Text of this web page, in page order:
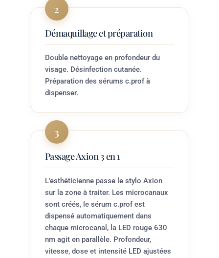
2
Démaquillage et préparation
Double nettoyage en profondeur du
visage. Désinfection cutanée.
Préparation des sérums c.prof à
dispenser.
3
Passage Axion 3 en 1
L’esthéticienne passe le stylo Axion
sur la zone à traiter. Les microcanaux
sont créés, le sérum c.prof est
dispensé automatiquement dans
chaque microcanal, la LED rouge 630
nm agit en parallèle. Profondeur,
vitesse, dose et intensité LED ajustées